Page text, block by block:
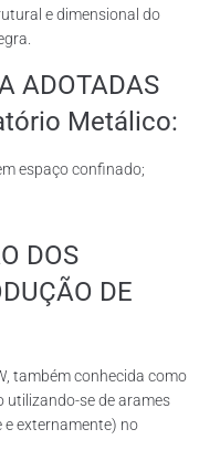
e dimensional do
ADOTADAS
Metálico:
espaço confinado;
DOS
DE
também conhecida como
utilizando-se de arames
externamente) no